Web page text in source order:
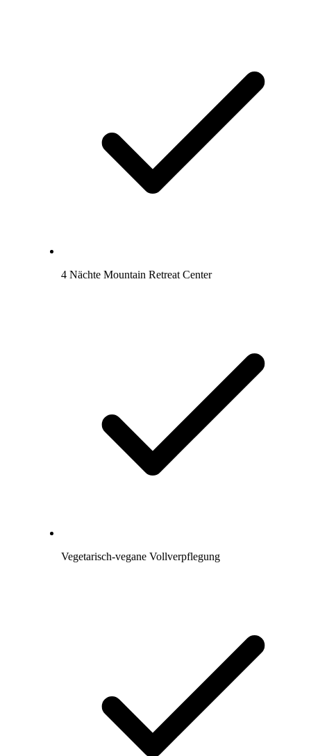
4 Nächte Mountain Retreat Center
Vegetarisch-vegane Vollverpflegung